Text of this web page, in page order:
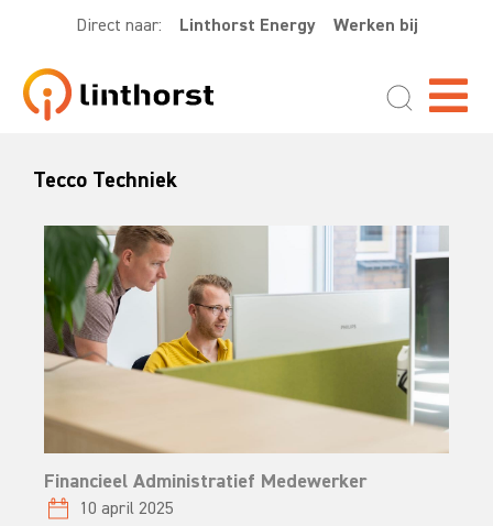
Direct naar: Linthorst Energy Werken bij
Tecco Techniek
Financieel Administratief Medewerker
10 april 2025